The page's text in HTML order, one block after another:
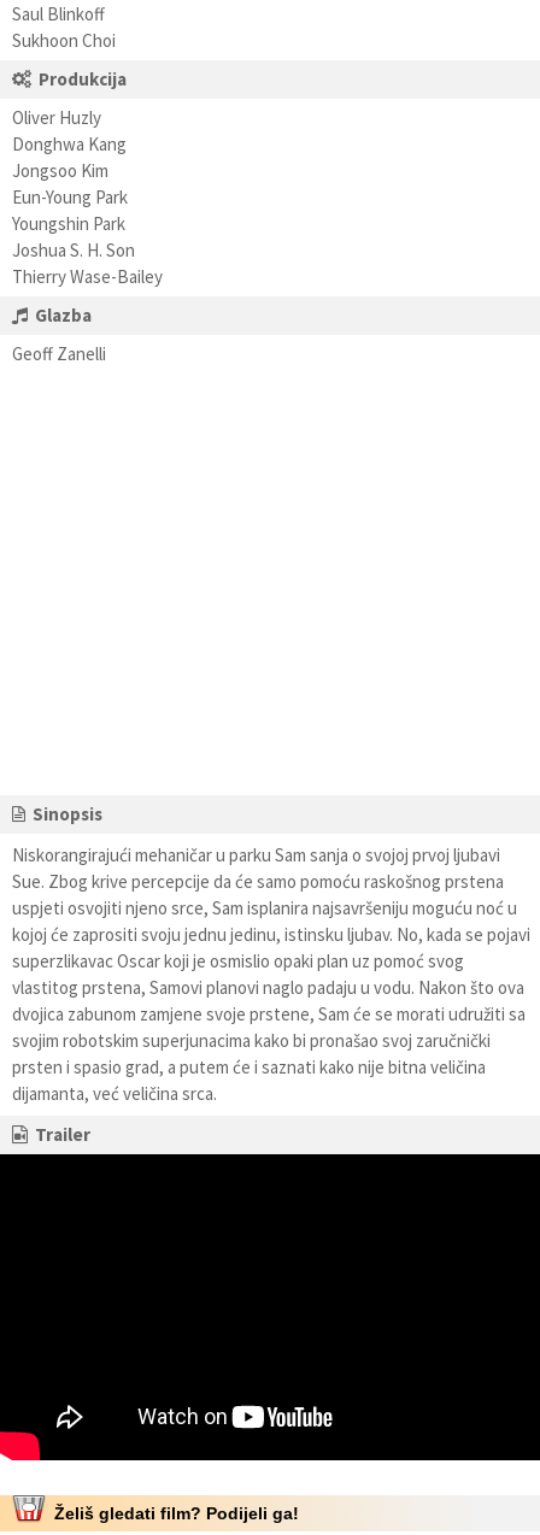
Saul Blinkoff
Sukhoon Choi
Produkcija
Oliver Huzly
Donghwa Kang
Jongsoo Kim
Eun-Young Park
Youngshin Park
Joshua S. H. Son
Thierry Wase-Bailey
Glazba
Geoff Zanelli
Sinopsis
Niskorangirajući mehaničar u parku Sam sanja o svojoj prvoj ljubavi
Sue. Zbog krive percepcije da će samo pomoću raskošnog prstena
uspjeti osvojiti njeno srce, Sam isplanira najsavršeniju moguću noć u
kojoj će zaprositi svoju jednu jedinu, istinsku ljubav. No, kada se pojavi
superzlikavac Oscar koji je osmislio opaki plan uz pomoć svog
vlastitog prstena, Samovi planovi naglo padaju u vodu. Nakon što ova
dvojica zabunom zamjene svoje prstene, Sam će se morati udružiti sa
svojim robotskim superjunacima kako bi pronašao svoj zaručnički
prsten i spasio grad, a putem će i saznati kako nije bitna veličina
dijamanta, već veličina srca.
Trailer
Želiš gledati film? Podijeli ga!